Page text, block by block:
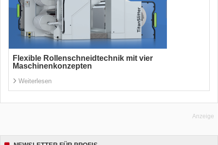
Flexible Rollenschneidtechnik mit vier
Maschinenkonzepten
Weiterlesen
Anzeige